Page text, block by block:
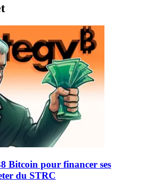
Bitcoin pour financer ses
du STRC